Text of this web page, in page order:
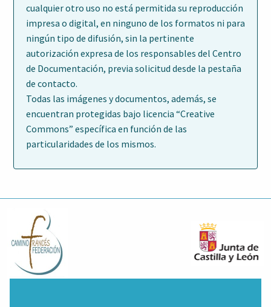
cualquier otro uso no está permitida su reproducción
impresa o digital, en ninguno de los formatos ni para
ningún tipo de difusión, sin la pertinente
autorización expresa de los responsables del Centro
de Documentación, previa solicitud desde la pestaña
de contacto.
Todas las imágenes y documentos, además, se
encuentran protegidas bajo licencia “Creative
Commons” específica en función de las
particularidades de los mismos.